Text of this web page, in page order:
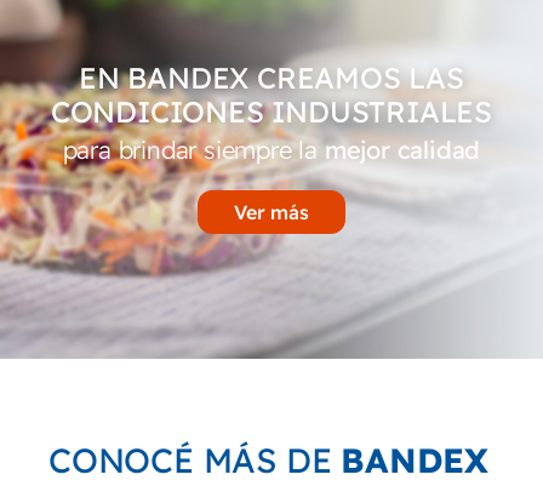
EN BANDEX CREAMOS LAS
CONDICIONES INDUSTRIALES
para brindar siempre lamejor calidad
Ver más
CONOCÉ MÁS DE BANDEX